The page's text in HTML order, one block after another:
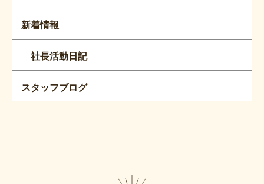
新着情報
社長活動日記
スタッフブログ